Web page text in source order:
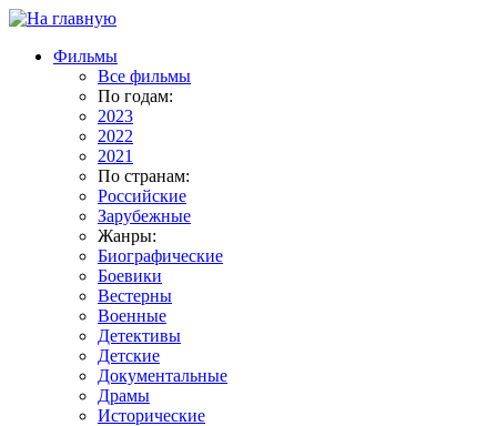
Фильмы
Все фильмы
По годам:
2023
2022
2021
По странам:
Российские
Зарубежные
Жанры:
Биографические
Боевики
Вестерны
Военные
Детективы
Детские
Документальные
Драмы
Исторические